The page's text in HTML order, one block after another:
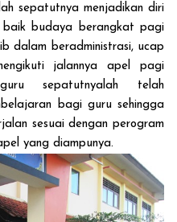
sepatutnya menjadikan diri
baik budaya berangkat pagi
dalam beradministrasi, ucap
jalannya apel pagi
sepatutnyalah telah
bagi guru sehingga
sesuai dengan perogram
yang diampunya.